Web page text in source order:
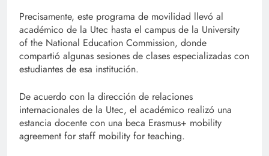
Precisamente, este programa de movilidad llevó al
académico de la Utec hasta el campus de la University
of the National Education Commission, donde
compartió algunas sesiones de clases especializadas con
estudiantes de esa institución.
De acuerdo con la dirección de relaciones
internacionales de la Utec, el académico realizó una
estancia docente con una beca Erasmus+ mobility
agreement for staff mobility for teaching.